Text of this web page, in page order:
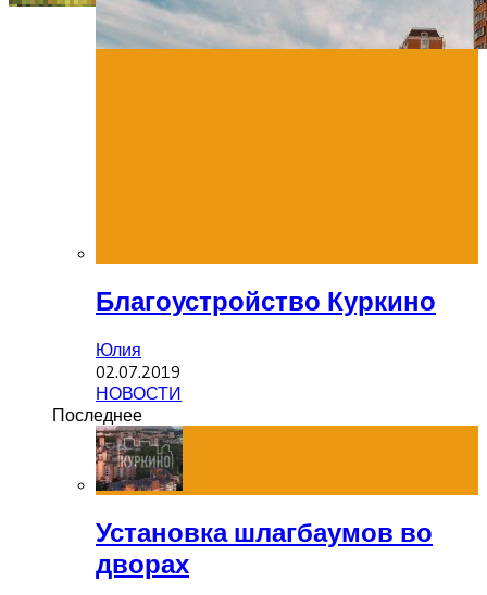
Благоустройство Куркино
Юлия
02.07.2019
НОВОСТИ
Последнее
Установка шлагбаумов во
дворах